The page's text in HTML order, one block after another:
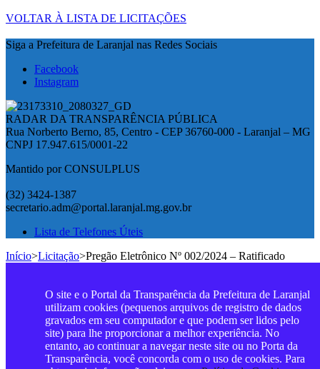
VOLTAR À LISTA DE LICITAÇÕES
Siga a Prefeitura de Laranjal nas Redes Sociais
Facebook
Instagram
RADAR DA TRANSPARÊNCIA PÚBLICA
Rua Norberto Berno, 85, Centro - CEP 36760-000 - Laranjal – MG
CNPJ 17.947.615/0001-22
Mantido por CONSULPLUS
(32) 3424-1387
secretario.adm@portal.laranjal.mg.gov.br
Lista de Telefones Úteis
Início>Licitação>Pregão Eletrônico Nº 002/2024 – Ratificado
O site e o Portal da Transparência da Prefeitura de Laranjal
utilizam cookies (pequenos arquivos de registro de dados
gravados em seu computador e que podem ser lidos pelo
site) para lhe proporcionar a melhor experiência. No
entanto, ao continuar a navegar neste site ou no Porta da
Transparência, você concorda com o uso de cookies. Para